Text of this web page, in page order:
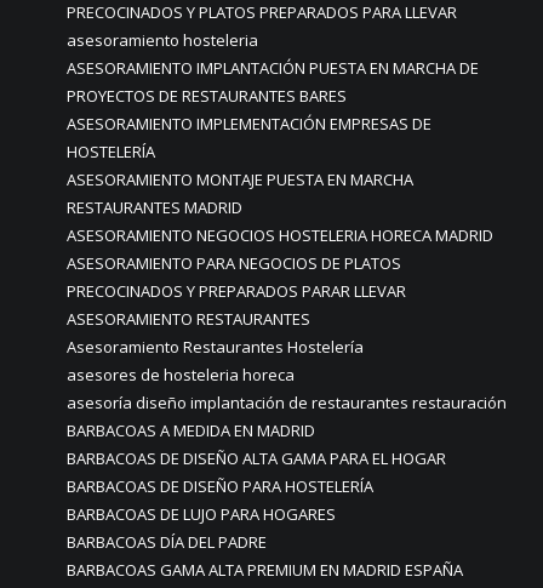
PRECOCINADOS Y PLATOS PREPARADOS PARA LLEVAR
asesoramiento hosteleria
ASESORAMIENTO IMPLANTACIÓN PUESTA EN MARCHA DE
PROYECTOS DE RESTAURANTES BARES
ASESORAMIENTO IMPLEMENTACIÓN EMPRESAS DE
HOSTELERÍA
ASESORAMIENTO MONTAJE PUESTA EN MARCHA
RESTAURANTES MADRID
ASESORAMIENTO NEGOCIOS HOSTELERIA HORECA MADRID
ASESORAMIENTO PARA NEGOCIOS DE PLATOS
PRECOCINADOS Y PREPARADOS PARAR LLEVAR
ASESORAMIENTO RESTAURANTES
Asesoramiento Restaurantes Hostelería
asesores de hosteleria horeca
asesoría diseño implantación de restaurantes restauración
BARBACOAS A MEDIDA EN MADRID
BARBACOAS DE DISEÑO ALTA GAMA PARA EL HOGAR
BARBACOAS DE DISEÑO PARA HOSTELERÍA
BARBACOAS DE LUJO PARA HOGARES
BARBACOAS DÍA DEL PADRE
BARBACOAS GAMA ALTA PREMIUM EN MADRID ESPAÑA